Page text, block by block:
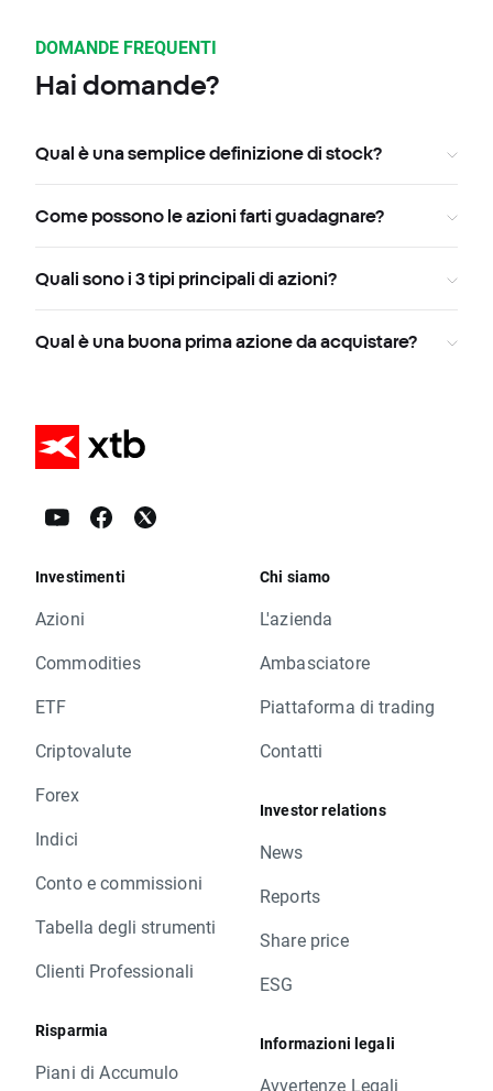
DOMANDE FREQUENTI
Hai domande?
Qual è una semplice definizione di stock?
Come possono le azioni farti guadagnare?
Quali sono i 3 tipi principali di azioni?
Qual è una buona prima azione da acquistare?
Investimenti
Azioni
Commodities
ETF
Criptovalute
Forex
Indici
Conto e commissioni
Tabella degli strumenti
Clienti Professionali
Risparmia
Piani di Accumulo
Chi siamo
L'azienda
Ambasciatore
Piattaforma di trading
Contatti
Investor relations
News
Reports
Share price
ESG
Informazioni legali
Avvertenze Legali